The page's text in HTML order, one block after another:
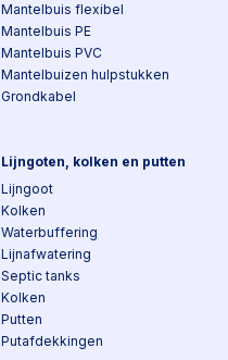
Mantelbuis flexibel
Mantelbuis PE
Mantelbuis PVC
Mantelbuizen hulpstukken
Grondkabel
Lijngoten, kolken en putten
Lijngoot
Kolken
Waterbuffering
Lijnafwatering
Septic tanks
Kolken
Putten
Putafdekkingen